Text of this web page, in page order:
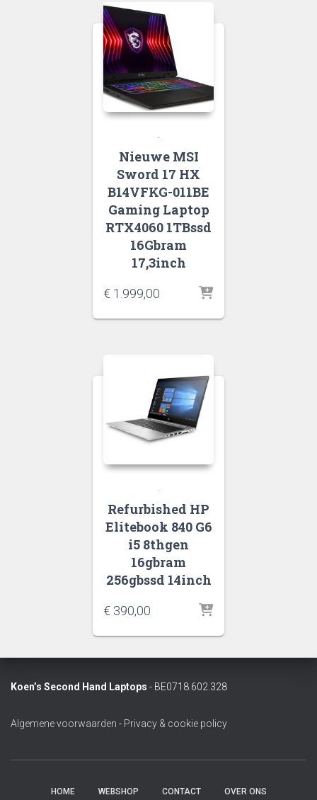
.
Nieuwe MSI
Sword 17 HX
B14VFKG-011BE
Gaming Laptop
RTX4060 1TBssd
16Gbram
17,3inch
€ 1.999,00
.
Refurbished HP
Elitebook 840 G6
i5 8thgen
16gbram
256gbssd 14inch
€ 390,00
Koen’s Second Hand Laptops - BE0718.602.328
Algemene voorwaarden - Privacy & cookie policy
HOME WEBSHOP CONTACT OVER ONS